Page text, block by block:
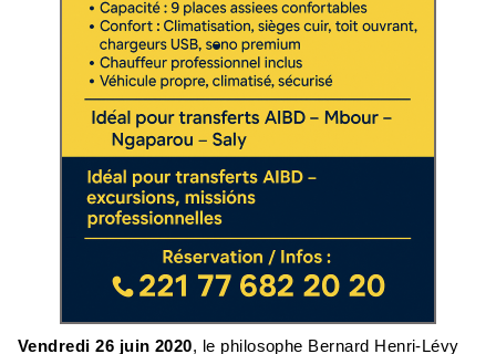
Vendredi 26 juin 2020, le philosophe Bernard Henri-Lévy